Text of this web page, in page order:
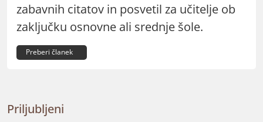
zabavnih citatov in posvetil za učitelje ob
zaključku osnovne ali srednje šole.
Preberi članek
Priljubljeni